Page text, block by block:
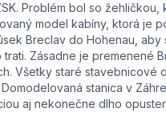
Problém bol so žehličkou,
model kabíny, ktorá je
Breclav do Hohenau, aby
Zásadne je premenené
Všetky staré stavebnicové
stanica v
aj nekonečne dlho